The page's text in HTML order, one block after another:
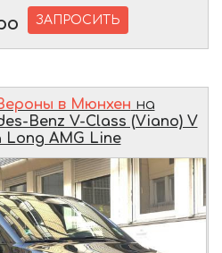
ЗАПРОСИТЬ
в Мюнхен на
Benz V-Class (Viano) V
Long AMG Line